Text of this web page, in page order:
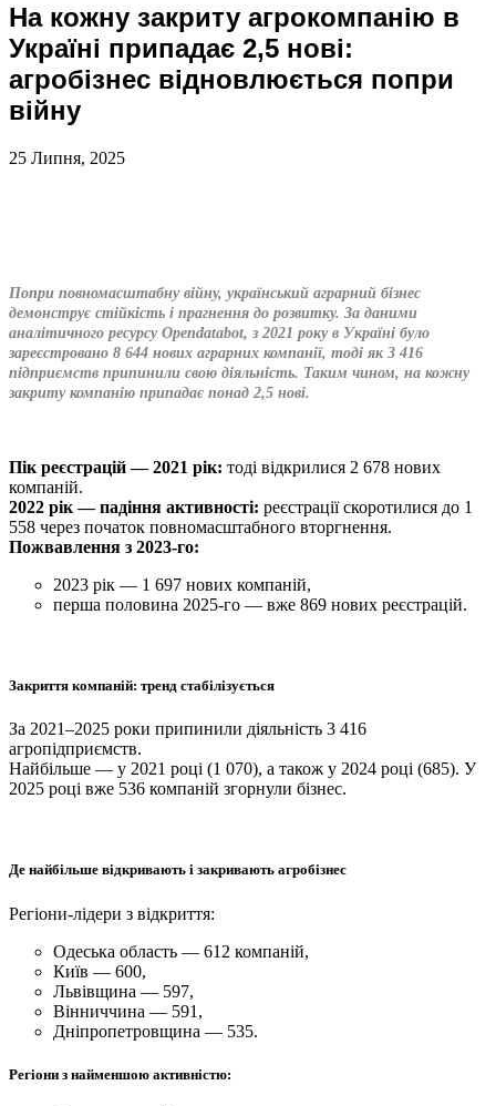
На кожну закриту агрокомпанію в
Україні припадає 2,5 нові:
агробізнес відновлюється попри
війну
25 Липня, 2025
Попри повномасштабну війну, український аграрний бізнес
демонструє стійкість і прагнення до розвитку. За даними
аналітичного ресурсу Opendatabot, з 2021 року в Україні було
зареєстровано 8 644 нових аграрних компанії, тоді як 3 416
підприємств припинили свою діяльність. Таким чином, на кожну
закриту компанію припадає понад 2,5 нові.
Пік реєстрацій — 2021 рік: тоді відкрилися 2 678 нових
компаній.
2022 рік — падіння активності: реєстрації скоротилися до 1
558 через початок повномасштабного вторгнення.
Пожвавлення з 2023-го:
2023 рік — 1 697 нових компаній,
перша половина 2025-го — вже 869 нових реєстрацій.
Закриття компаній: тренд стабілізується
За 2021–2025 роки припинили діяльність 3 416
агропідприємств.
Найбільше — у 2021 році (1 070), а також у 2024 році (685). У
2025 році вже 536 компаній згорнули бізнес.
Де найбільше відкривають і закривають агробізнес
Регіони-лідери з відкриття:
Одеська область — 612 компаній,
Київ — 600,
Львівщина — 597,
Вінниччина — 591,
Дніпропетровщина — 535.
Регіони з найменшою активністю: